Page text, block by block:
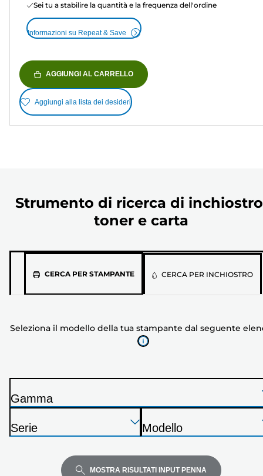
Sei tu a stabilire la quantità e la frequenza dell'ordine
Informazioni su Repeat & Save
AGGIUNGI AL CARRELLO
Aggiungi alla lista dei desideri
Strumento di ricerca di
toner e carta
CERCA PER STAMPANTE
Seleziona
tua
stampante
CERCA PER INCHIOSTRO
Seleziona il modello della tua stampante dal seguente
Premi
Invio
S
a
Gamma
Premi
Invio
S
Serie
Premi
Invio
S
t
a
Modello
MOSTRA RISULTATI INPUT PENNA